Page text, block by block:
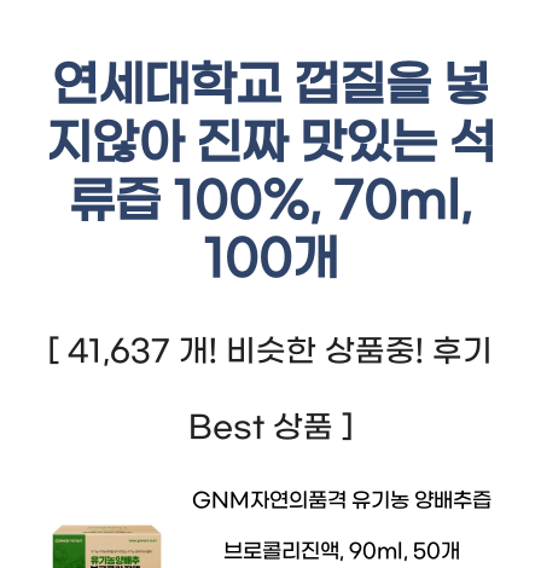
연세대학교 껍질을 넣
지않아 진짜 맛있는 석
류즙 100%, 70ml,
100개
[ 41,637 개! 비슷한 상품중! 후기
Best 상품 ]
GNM자연의품격 유기농 양배추즙
브로콜리진액, 90ml, 50개